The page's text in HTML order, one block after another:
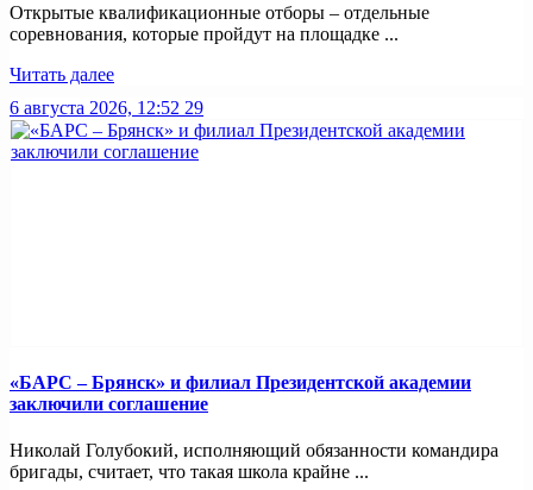
Открытые квалификационные отборы – отдельные
соревнования, которые пройдут на площадке ...
Читать далее
6 августа 2026, 12:52 29
«БАРС – Брянск» и филиал Президентской академии
заключили соглашение
Николай Голубокий, исполняющий обязанности командира
бригады, считает, что такая школа крайне ...